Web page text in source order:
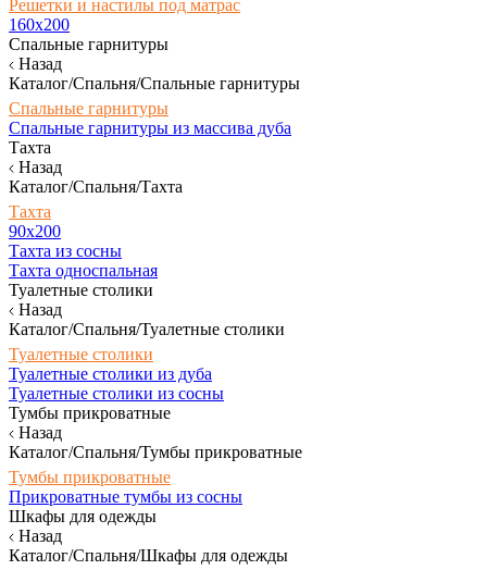
Решетки и настилы под матрас
160х200
Спальные гарнитуры
Назад
Каталог/Спальня/Спальные гарнитуры
Спальные гарнитуры
Спальные гарнитуры из массива дуба
Тахта
Назад
Каталог/Спальня/Тахта
Тахта
90х200
Тахта из сосны
Тахта односпальная
Туалетные столики
Назад
Каталог/Спальня/Туалетные столики
Туалетные столики
Туалетные столики из дуба
Туалетные столики из сосны
Тумбы прикроватные
Назад
Каталог/Спальня/Тумбы прикроватные
Тумбы прикроватные
Прикроватные тумбы из сосны
Шкафы для одежды
Назад
Каталог/Спальня/Шкафы для одежды